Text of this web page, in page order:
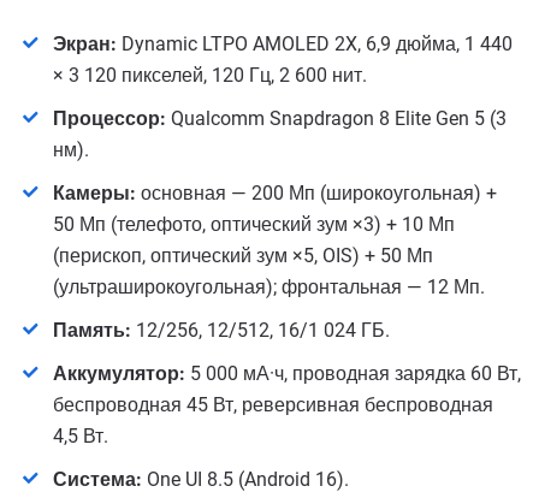
Экран: Dynamic LTPO AMOLED 2X, 6,9 дюйма, 1 440
× 3 120 пикселей, 120 Гц, 2 600 нит.
Процессор: Qualcomm Snapdragon 8 Elite Gen 5 (3
нм).
Камеры: основная — 200 Мп (широкоугольная) +
50 Мп (телефото, оптический зум ×3) + 10 Мп
(перископ, оптический зум ×5, OIS) + 50 Мп
(ультраширокоугольная); фронтальная — 12 Мп.
Память: 12/256, 12/512, 16/1 024 ГБ.
Аккумулятор: 5 000 мА·ч, проводная зарядка 60 Вт,
беспроводная 45 Вт, реверсивная беспроводная
4,5 Вт.
Система: One UI 8.5 (Android 16).